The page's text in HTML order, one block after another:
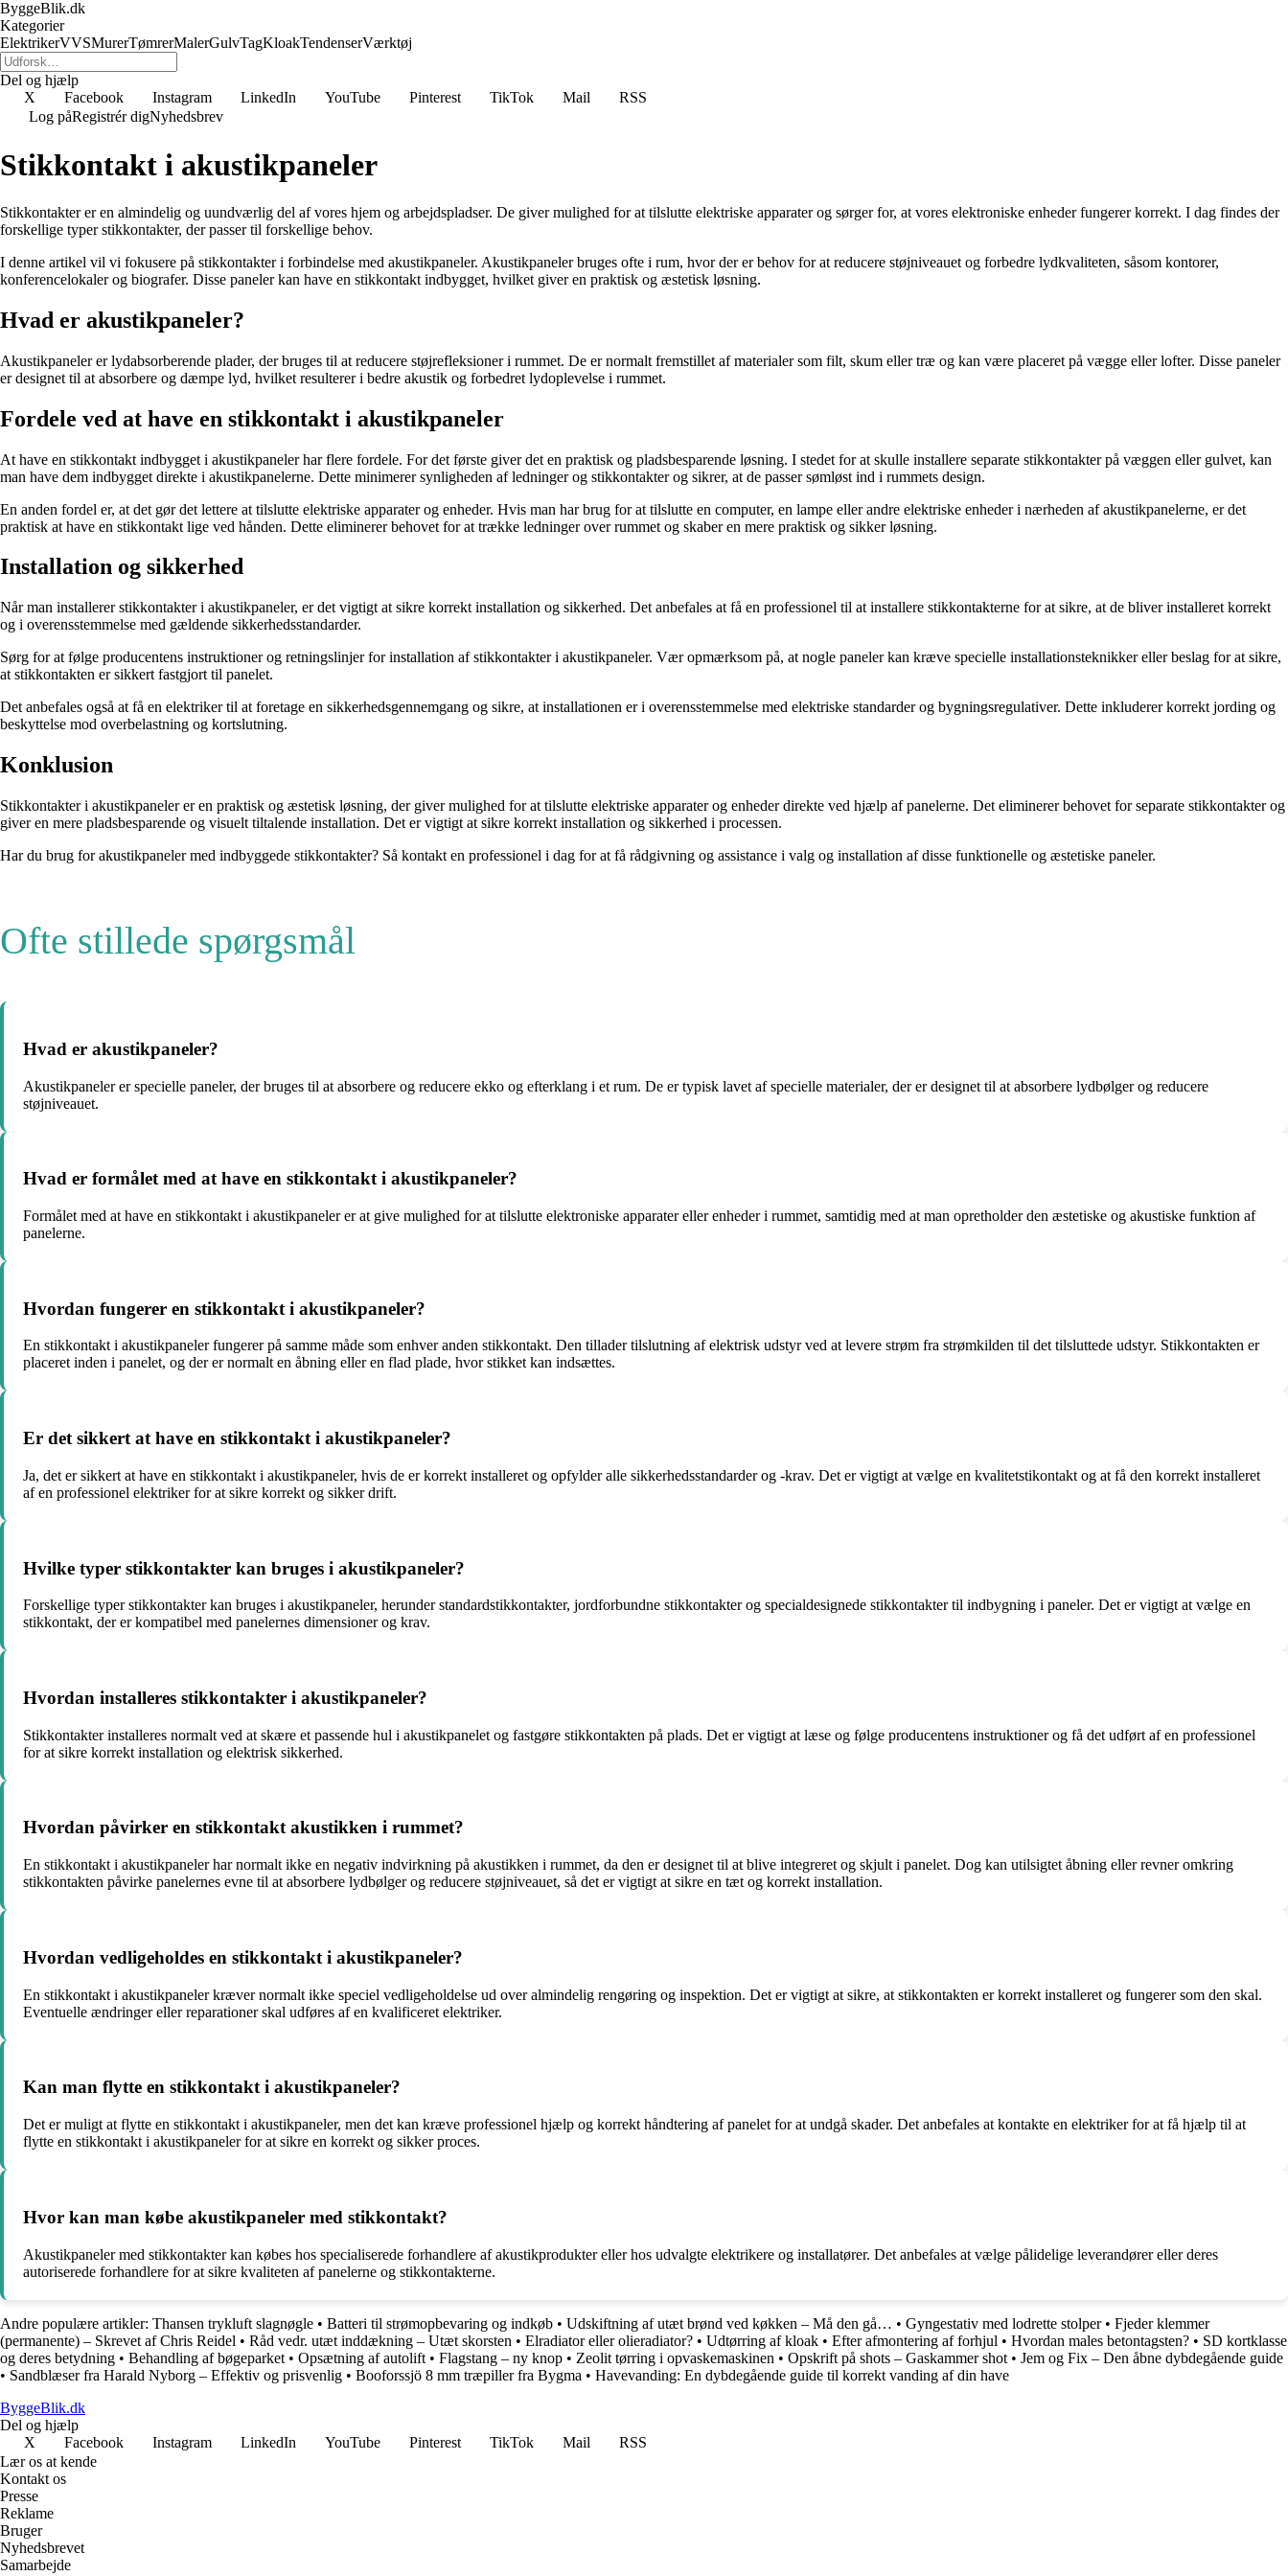
ByggeBlik.dk
Kategorier
ElektrikerVVSMurerTømrerMalerGulvTagKloakTendenserVærktøj
Del og hjælp
X
Facebook Instagram LinkedIn YouTube Pinterest TikTok Mail
RSS
Log påRegistrér digNyhedsbrev
Stikkontakt i akustikpaneler
Stikkontakter er en almindelig og uundværlig del af vores hjem og arbejdspladser. De giver mulighed for at tilslutte elektriske apparater og sørger for, at vores elektroniske enheder fungerer korrekt. I dag findes der
forskellige typer stikkontakter, der passer til forskellige behov.
I denne artikel vil vi fokusere på stikkontakter i forbindelse med akustikpaneler. Akustikpaneler bruges ofte i rum, hvor der er behov for at reducere støjniveauet og forbedre lydkvaliteten, såsom kontorer,
konferencelokaler og biografer. Disse paneler kan have en stikkontakt indbygget, hvilket giver en praktisk og æstetisk løsning.
Hvad er akustikpaneler?
Akustikpaneler er lydabsorberende plader, der bruges til at reducere støjrefleksioner i rummet. De er normalt fremstillet af materialer som filt, skum eller træ og kan være placeret på vægge eller lofter. Disse paneler
er designet til at absorbere og dæmpe lyd, hvilket resulterer i bedre akustik og forbedret lydoplevelse i rummet.
Fordele ved at have en stikkontakt i akustikpaneler
At have en stikkontakt indbygget i akustikpaneler har flere fordele. For det første giver det en praktisk og pladsbesparende løsning. I stedet for at skulle installere separate stikkontakter på væggen eller gulvet, kan
man have dem indbygget direkte i akustikpanelerne. Dette minimerer synligheden af ledninger og stikkontakter og sikrer, at de passer sømløst ind i rummets design.
En anden fordel er, at det gør det lettere at tilslutte elektriske apparater og enheder. Hvis man har brug for at tilslutte en computer, en lampe eller andre elektriske enheder i nærheden af akustikpanelerne, er det
praktisk at have en stikkontakt lige ved hånden. Dette eliminerer behovet for at trække ledninger over rummet og skaber en mere praktisk og sikker løsning.
Installation og sikkerhed
Når man installerer stikkontakter i akustikpaneler, er det vigtigt at sikre korrekt installation og sikkerhed. Det anbefales at få en professionel til at installere stikkontakterne for at sikre, at de bliver installeret korrekt
og i overensstemmelse med gældende sikkerhedsstandarder.
Sørg for at følge producentens instruktioner og retningslinjer for installation af stikkontakter i akustikpaneler. Vær opmærksom på, at nogle paneler kan kræve specielle installationsteknikker eller beslag for at sikre,
at stikkontakten er sikkert fastgjort til panelet.
Det anbefales også at få en elektriker til at foretage en sikkerhedsgennemgang og sikre, at installationen er i overensstemmelse med elektriske standarder og bygningsregulativer. Dette inkluderer korrekt jording og
beskyttelse mod overbelastning og kortslutning.
Konklusion
Stikkontakter i akustikpaneler er en praktisk og æstetisk løsning, der giver mulighed for at tilslutte elektriske apparater og enheder direkte ved hjælp af panelerne. Det eliminerer behovet for separate stikkontakter og
giver en mere pladsbesparende og visuelt tiltalende installation. Det er vigtigt at sikre korrekt installation og sikkerhed i processen.
Har du brug for akustikpaneler med indbyggede stikkontakter? Så kontakt en professionel i dag for at få rådgivning og assistance i valg og installation af disse funktionelle og æstetiske paneler.
Ofte stillede spørgsmål
Hvad er akustikpaneler?
Akustikpaneler er specielle paneler, der bruges til at absorbere og reducere ekko og efterklang i et rum. De er typisk lavet af specielle materialer, der er designet til at absorbere lydbølger og reducere
støjniveauet.
Hvad er formålet med at have en stikkontakt i akustikpaneler?
Formålet med at have en stikkontakt i akustikpaneler er at give mulighed for at tilslutte elektroniske apparater eller enheder i rummet, samtidig med at man opretholder den æstetiske og akustiske funktion af
panelerne.
Hvordan fungerer en stikkontakt i akustikpaneler?
En stikkontakt i akustikpaneler fungerer på samme måde som enhver anden stikkontakt. Den tillader tilslutning af elektrisk udstyr ved at levere strøm fra strømkilden til det tilsluttede udstyr. Stikkontakten er
placeret inden i panelet, og der er normalt en åbning eller en flad plade, hvor stikket kan indsættes.
Er det sikkert at have en stikkontakt i akustikpaneler?
Ja, det er sikkert at have en stikkontakt i akustikpaneler, hvis de er korrekt installeret og opfylder alle sikkerhedsstandarder og -krav. Det er vigtigt at vælge en kvalitetstikontakt og at få den korrekt installeret
af en professionel elektriker for at sikre korrekt og sikker drift.
Hvilke typer stikkontakter kan bruges i akustikpaneler?
Forskellige typer stikkontakter kan bruges i akustikpaneler, herunder standardstikkontakter, jordforbundne stikkontakter og specialdesignede stikkontakter til indbygning i paneler. Det er vigtigt at vælge en
stikkontakt, der er kompatibel med panelernes dimensioner og krav.
Hvordan installeres stikkontakter i akustikpaneler?
Stikkontakter installeres normalt ved at skære et passende hul i akustikpanelet og fastgøre stikkontakten på plads. Det er vigtigt at læse og følge producentens instruktioner og få det udført af en professionel
for at sikre korrekt installation og elektrisk sikkerhed.
Hvordan påvirker en stikkontakt akustikken i rummet?
En stikkontakt i akustikpaneler har normalt ikke en negativ indvirkning på akustikken i rummet, da den er designet til at blive integreret og skjult i panelet. Dog kan utilsigtet åbning eller revner omkring
stikkontakten påvirke panelernes evne til at absorbere lydbølger og reducere støjniveauet, så det er vigtigt at sikre en tæt og korrekt installation.
Hvordan vedligeholdes en stikkontakt i akustikpaneler?
En stikkontakt i akustikpaneler kræver normalt ikke speciel vedligeholdelse ud over almindelig rengøring og inspektion. Det er vigtigt at sikre, at stikkontakten er korrekt installeret og fungerer som den skal.
Eventuelle ændringer eller reparationer skal udføres af en kvalificeret elektriker.
Kan man flytte en stikkontakt i akustikpaneler?
Det er muligt at flytte en stikkontakt i akustikpaneler, men det kan kræve professionel hjælp og korrekt håndtering af panelet for at undgå skader. Det anbefales at kontakte en elektriker for at få hjælp til at
flytte en stikkontakt i akustikpaneler for at sikre en korrekt og sikker proces.
Hvor kan man købe akustikpaneler med stikkontakt?
Akustikpaneler med stikkontakter kan købes hos specialiserede forhandlere af akustikprodukter eller hos udvalgte elektrikere og installatører. Det anbefales at vælge pålidelige leverandører eller deres
autoriserede forhandlere for at sikre kvaliteten af panelerne og stikkontakterne.
Andre populære artikler: Thansen trykluft slagnøgle • Batteri til strømopbevaring og indkøb • Udskiftning af utæt brønd ved køkken – Må den gå… • Gyngestativ med lodrette stolper• Fjeder klemmer
(permanente) – Skrevet af Chris Reidel • Råd vedr. utæt inddækning – Utæt skorsten • Elradiator eller olieradiator? • Udtørring af kloak • Efter afmontering af forhjul • Hvordan males betontagsten? • SD kortklasse
og deres betydning • Behandling af bøgeparket • Opsætning af autolift • Flagstang – ny knop • Zeolit tørring i opvaskemaskinen • Opskrift på shots – Gaskammer shot • Jem og Fix – Den åbne dybdegående guide
• Sandblæser fra Harald Nyborg – Effektiv og prisvenlig • Booforssjö 8 mm træpiller fra Bygma • Havevanding: En dybdegående guide til korrekt vanding af din have
ByggeBlik.dk
Del og hjælp
X
Facebook Instagram LinkedIn YouTube Pinterest TikTok Mail
RSS
Lær os at kende
Kontakt os
Presse
Reklame
Bruger
Nyhedsbrevet
Samarbejde